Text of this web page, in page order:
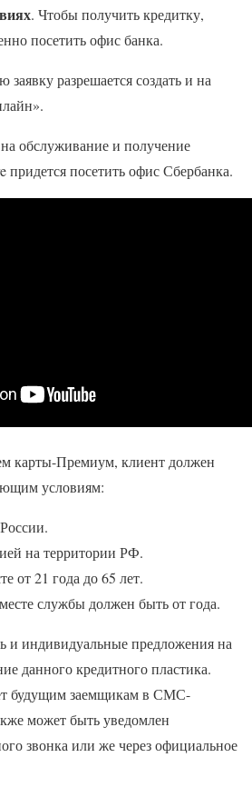
. Чтобы получить кредитку,
посетить офис банка.
разрешается создать и на
обслуживание и получение
придется посетить офис Сбербанка.
карты-Премиум, клиент должен
условиям:
на территории РФ.
от 21 года до 65 лет.
службы должен быть от года.
и индивидуальные предложения на
данного кредитного пластика.
будущим заемщикам в СМС-
может быть уведомлен
звонка или же через официальное